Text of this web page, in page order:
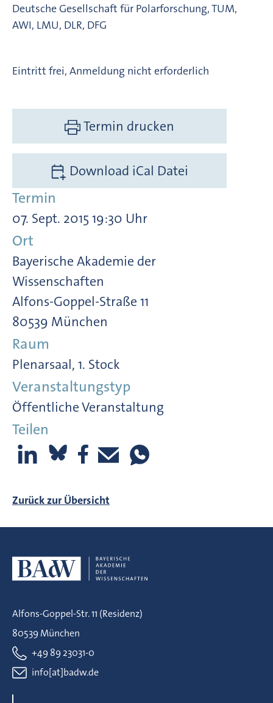
Deutsche Gesellschaft für Polarforschung, TUM,
AWI, LMU, DLR, DFG
Eintritt frei, Anmeldung nicht erforderlich
Termin drucken
Download iCal Datei
Termin
07. Sept. 2015 19:30 Uhr
Ort
Bayerische Akademie der
Wissenschaften
Alfons-Goppel-Straße 11
80539 München
Raum
Plenarsaal, 1. Stock
Veranstaltungstyp
Öffentliche Veranstaltung
Teilen
Zurück zur Übersicht
Alfons-Goppel-Str. 11 (Residenz)
80539 München
+49 89 23031-0
info[at]badw.de